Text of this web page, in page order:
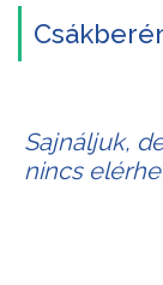
Sajnáljuk,
nincs